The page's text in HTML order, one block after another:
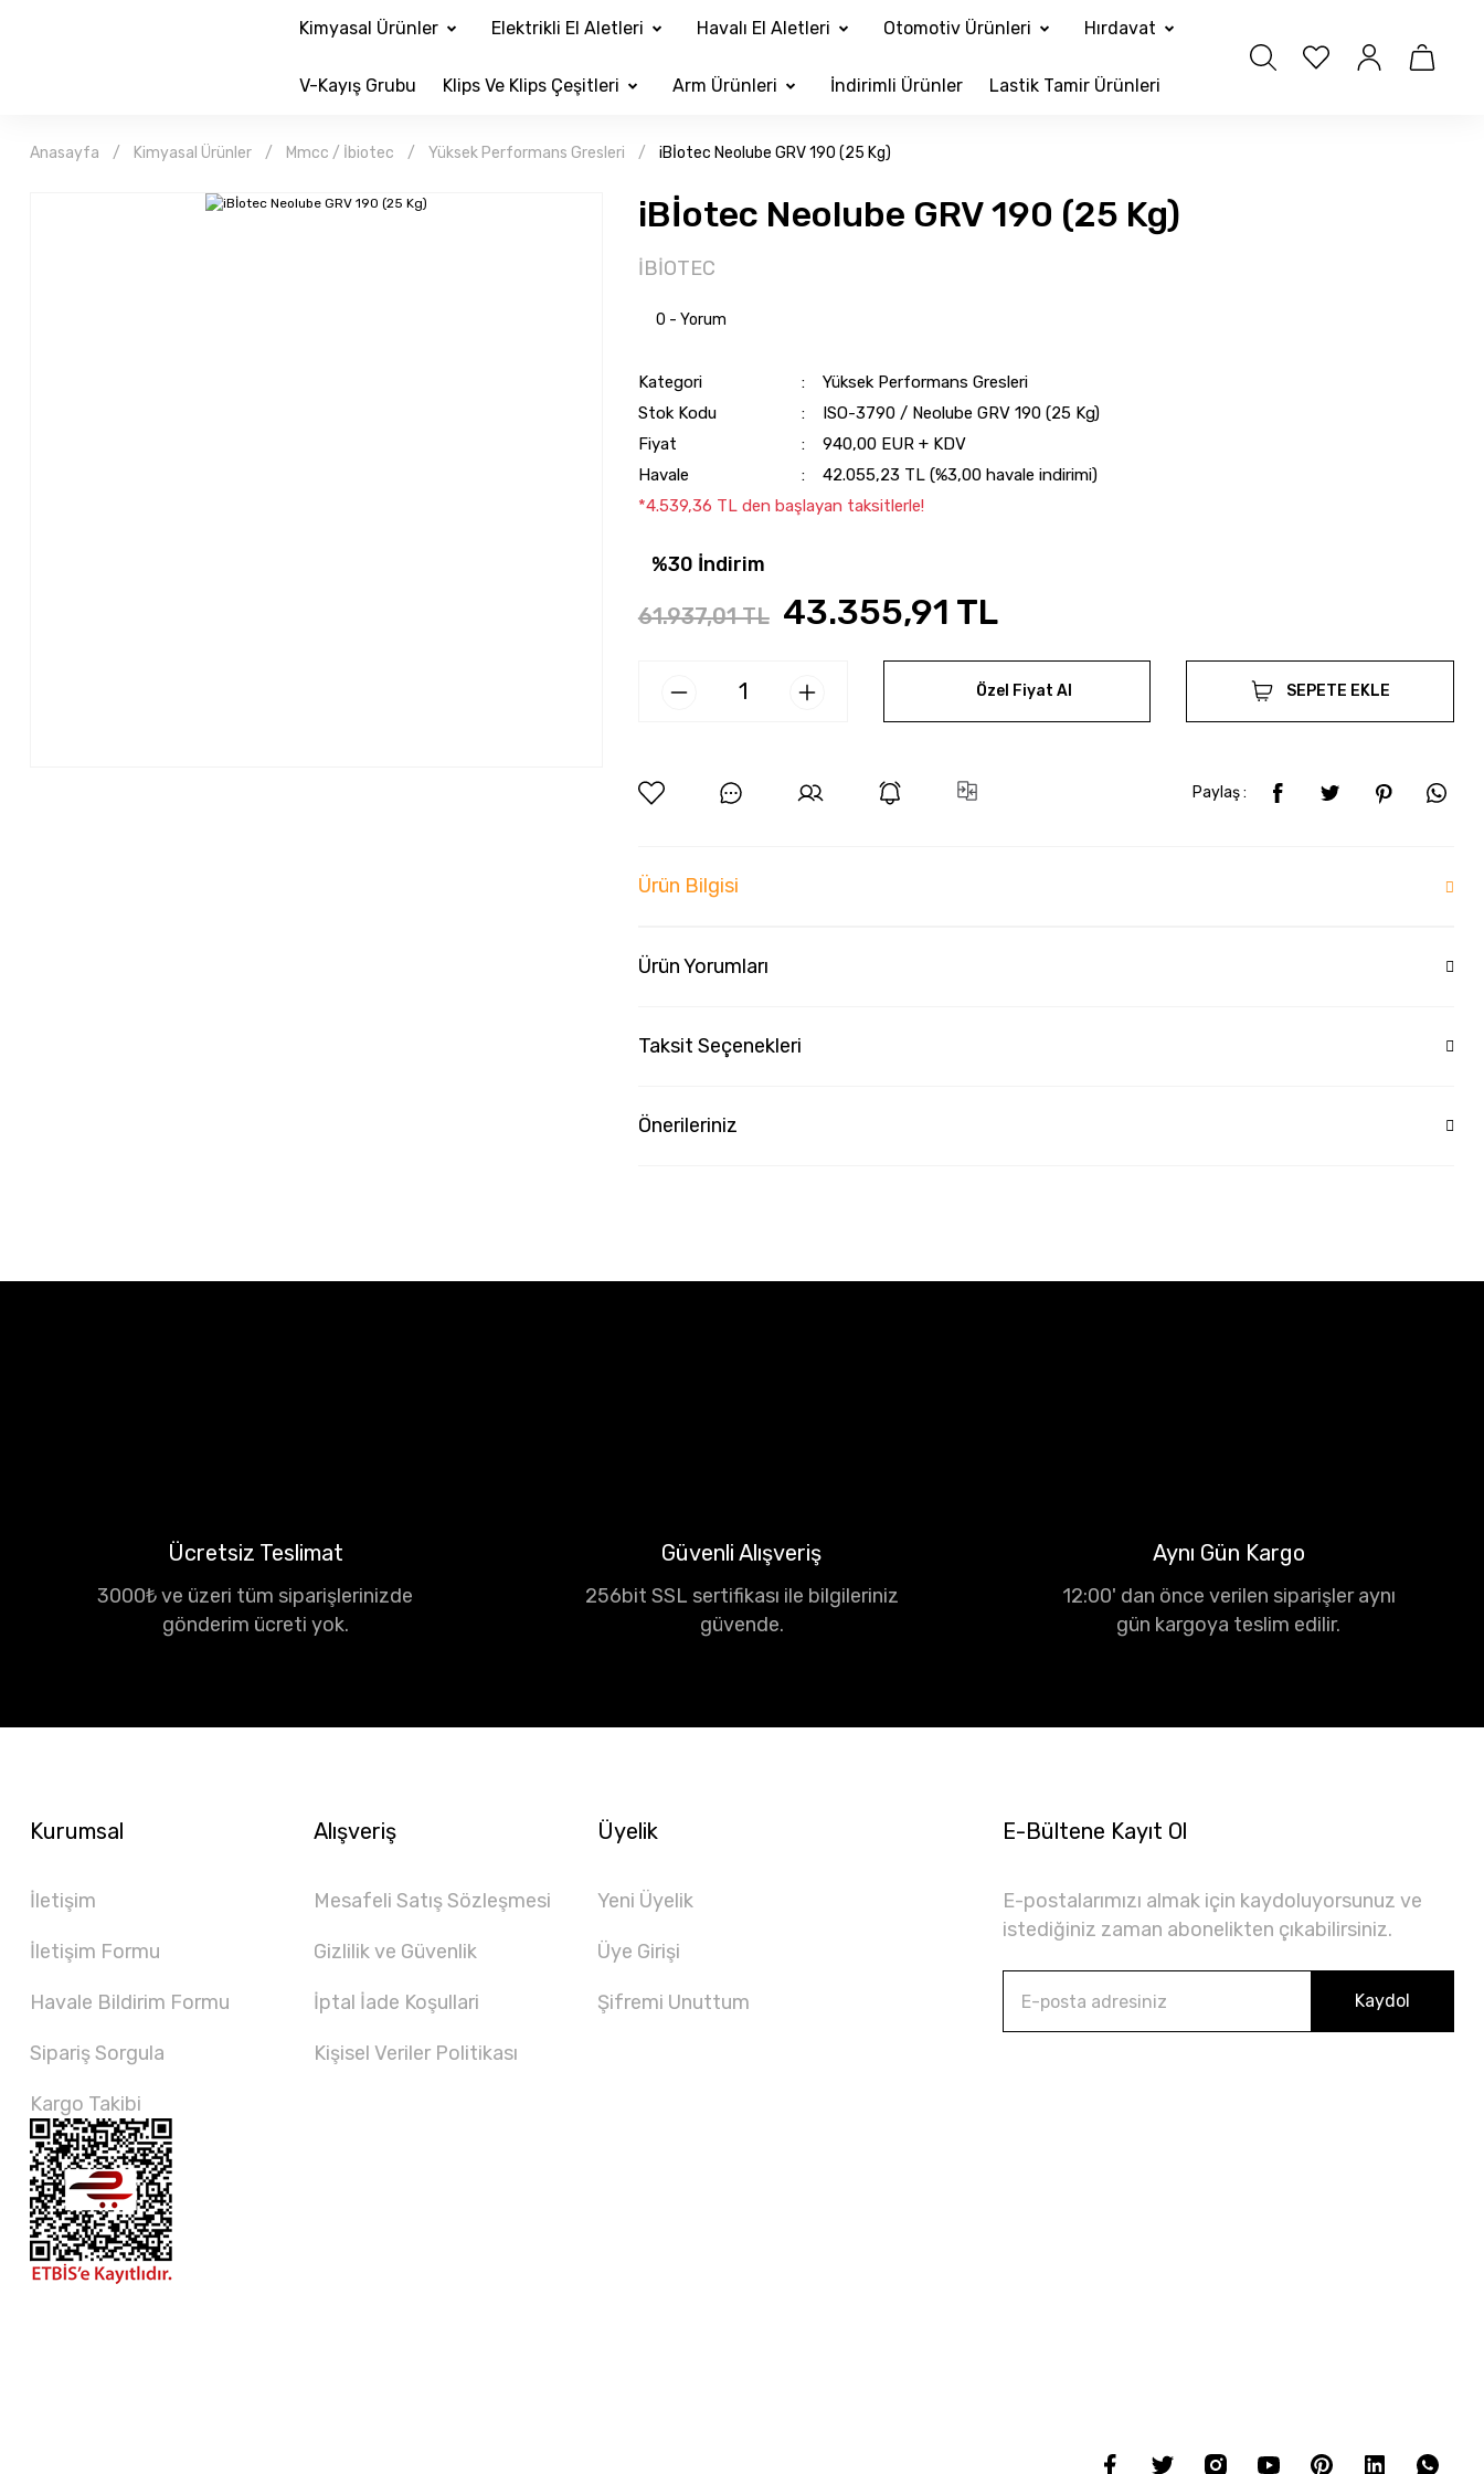
Kimyasal Ürünler Elektrikli El Aletleri Havalı El Aletleri Otomotiv Ürünleri Hırdavat
V-Kayış Grubu Klips Ve Klips Çeşitleri Arm Ürünleri İndirimli Ürünler Lastik Tamir Ürünleri
Anasayfa Kimyasal Ürünler Mmcc / İbiotec Yüksek Performans Gresleri iBİotec Neolube GRV 190 (25 Kg)
iBİotec Neolube GRV 190 (25 Kg)
İBİOTEC
0 - Yorum
Kategori
Yüksek Performans Gresleri
Stok Kodu
ISO-3790 / Neolube GRV 190 (25 Kg)
Fiyat
940,00 EUR + KDV
Havale
42.055,23 TL (%3,00 havale indirimi)
*4.539,36 TL den başlayan taksitlerle!
%30 İndirim
61.937,01 TL 43.355,91 TL
Özel Fiyat Al SEPETE EKLE
Paylaş :
Ürün Bilgisi
Ürün Yorumları
Taksit Seçenekleri
Önerileriniz
Ücretsiz Teslimat
3000₺ ve üzeri tüm siparişlerinizde
gönderim ücreti yok.
Güvenli Alışveriş
256bit SSL sertifikası ile bilgileriniz
güvende.
Aynı Gün Kargo
12:00' dan önce verilen siparişler aynı
gün kargoya teslim edilir.
Kurumsal
İletişim
İletişim Formu
Havale Bildirim Formu
Sipariş Sorgula
Kargo Takibi
Alışveriş
Mesafeli Satış Sözleşmesi
Gizlilik ve Güvenlik
İptal İade Koşullari
Kişisel Veriler Politikası
Üyelik
Yeni Üyelik
Üye Girişi
Şifremi Unuttum
E-Bültene Kayıt Ol
E-postalarımızı almak için kaydoluyorsunuz ve
istediğiniz zaman abonelikten çıkabilirsiniz.
Kaydol